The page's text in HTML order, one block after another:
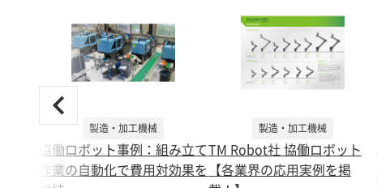
製造・加工機械
協働ロボット事例：組み立て
作業の自動化で費用対効果を
製造・加工機械
TM Robot社 協働ロボット
【各業界の応用実例を掲